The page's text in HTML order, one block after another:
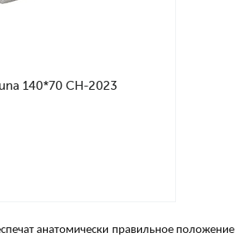
140*70 CH-2023
анатомически правильное